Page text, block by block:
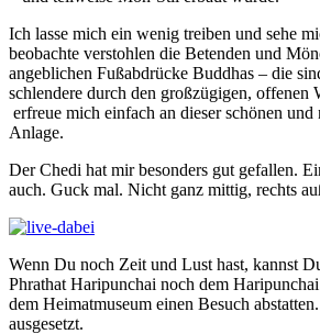
Ich lasse mich ein wenig treiben und sehe
beobachte verstohlen die Betenden und
angeblichen Fußabdrücke Buddhas – die
schlendere durch den großzügigen, offenen
erfreue mich einfach an dieser schönen und
Anlage.
Der Chedi hat mir besonders gut gefallen.
auch. Guck mal. Nicht ganz mittig, rechts
Wenn Du noch Zeit und Lust hast, kannst
Phrathat Haripunchai noch dem
dem Heimatmuseum einen Besuch
ausgesetzt.